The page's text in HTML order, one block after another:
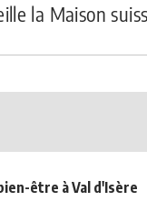
la Maison
être à Val d'Isère